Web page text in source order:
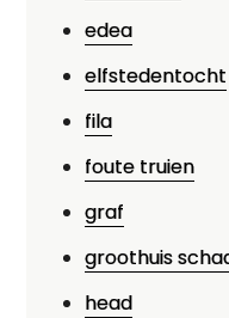
edea
elfstedentocht
fila
foute truien
graf
groothuis
head